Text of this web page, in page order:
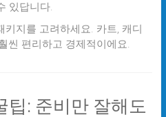
있답니다.
키지를 고려하세요. 카트, 캐디
씬 편리하고 경제적이에요.
팁: 준비만 잘해도